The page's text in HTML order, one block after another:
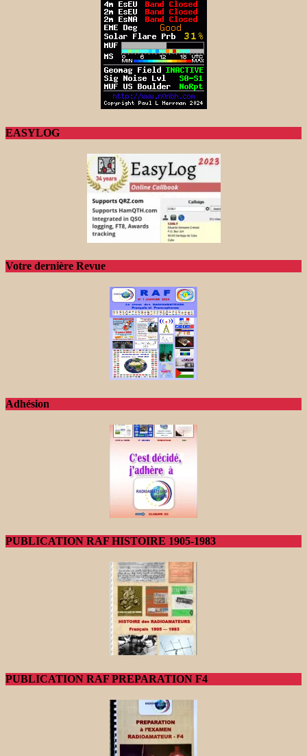
EASYLOG
Votre dernière Revue
Adhésion
PUBLICATION RAF HISTOIRE 1905-1983
PUBLICATION RAF PREPARATION F4